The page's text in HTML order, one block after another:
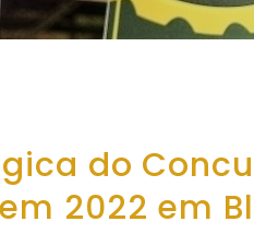
do
2022 em